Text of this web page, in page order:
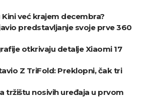
Kini već krajem decembra?
predstavljanje svoje prve 360
otkrivaju detalje Xiaomi 17
Z TriFold: Preklopni, čak tri
tržištu nosivih uređaja u prvom